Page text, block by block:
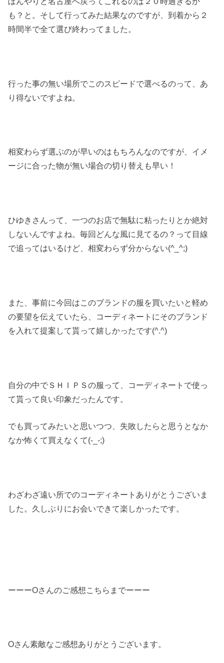
も？と。そして行ってみた結果なのですが、到着から２
時間半で全て選び終わってました。
行った事の無い場所でこのスピードで選べるのって、 あ
り得ないですよね。
相変わらず選ぶのが早いのはもちろんなのですが、 イメ
ージに合った物が無い場合の切り替えも早い！
ひゆきさんって、一つのお店で無駄に粘ったりとか絶対
しないんですよね。毎回どんな風に見てるの？って目線
で追ってはいるけど、相変わらず分からない(^_^;)
また、事前に今回はこのブランドの服を買いたいと軽め
の要望を伝えていたら、 コーディネートにそのブランド
を入れて提案して貰って嬉しかったです(^.^)
自分の中でＳＨＩＰＳの服って、 コーディネートで使っ
て貰って良い印象だったんです。
でも買ってみたいと思いつつ、 失敗したらと思うとなか
なか怖くて買えなくて(-_-;)
わざわざ遠い所でのコーディネートありがとうございま
した。久しぶりにお会いできて楽しかったです。
ーーーOさんのご感想こちらまでーーー
Oさん素敵なご感想ありがとうございます。